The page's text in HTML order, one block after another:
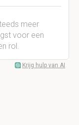
meer
voor een
rol.
Krijg hulp van AI